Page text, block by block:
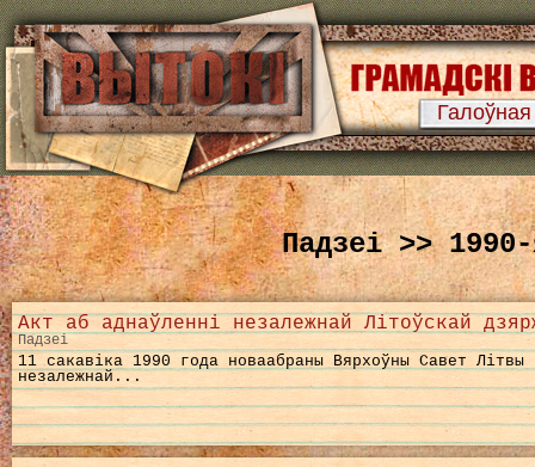
Галоўная
Падзеі >>
Акт аб аднаўленні незалежнай Літоўскай
Падзеі
11 сакавіка 1990 года новаабраны Вярхоўны Савет
незалежнай...